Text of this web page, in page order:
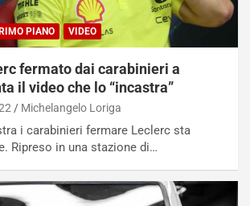
PIANO VIDEO
fermato dai carabinieri a
il video che lo “incastra”
Michelangelo Loriga
i carabinieri fermare Leclerc sta
Ripreso in una stazione di…